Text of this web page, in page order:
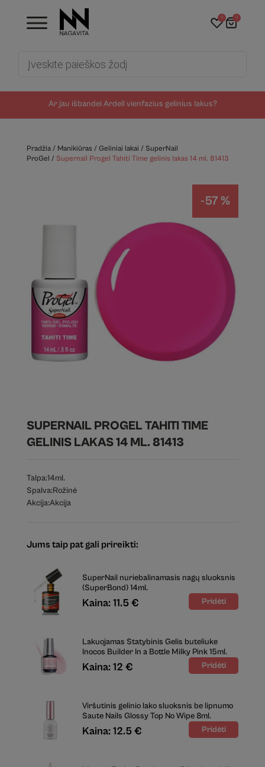
Ar jau išbandei Ardell vienfazius gelinius lakus?
0 0
Pradžia/ Manikiūras/ Geliniai lakai / SuperNail
ProGel / Supernail Progel Tahiti Time gelinis lakas 14 ml. 81413
-57 %
SUPERNAIL PROGEL TAHITI TIME
GELINIS LAKAS 14 ML. 81413
Talpa:14ml.
Spalva:Rožinė
Akcija:Akcija
Jums taip pat gali prireikti:
SuperNail nuriebalinamasis nagų sluoksnis
(SuperBond) 14ml.
Kaina: 11.5 €
Lakuojamas Statybinis Gelis buteliuke
Inocos Builder In a Bottle Milky Pink 15ml.
Kaina: 12 €
Viršutinis gelinio lako sluoksnis be lipnumo
Saute Nails Glossy Top No Wipe 8ml.
Kaina: 12.5 €